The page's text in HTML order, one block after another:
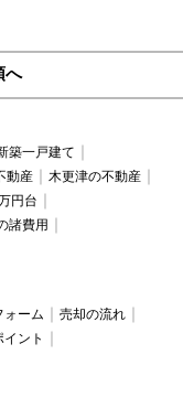
へ
築一戸建て
動産
木更津の不動産
円台
諸費用
ォーム
売却の流れ
ント